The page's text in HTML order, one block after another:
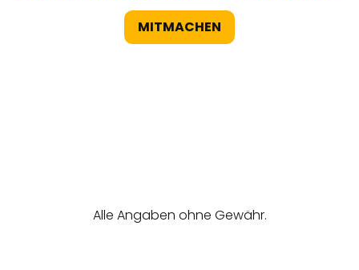
MITMACHEN